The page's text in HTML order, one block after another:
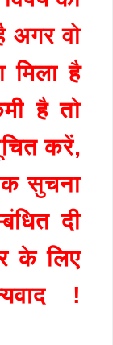
अगर वो
मिला है
है तो
करें,
सुचना
दी
के लिए
!